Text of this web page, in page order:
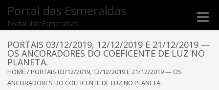
Portal das Esmeraldas
Portal das Esmeraldas
Toggle
PORTAIS 03/12/2019, 12/12/2019 E 21/12/2019 —
OS ANCORADORES DO COEFICENTE DE LUZ NO
PLANETA.
HOME / PORTAIS 03/12/2019, 12/12/2019 E 21/12/2019 — OS
ANCORADORES DO COEFICENTE DE LUZ NO PLANETA.